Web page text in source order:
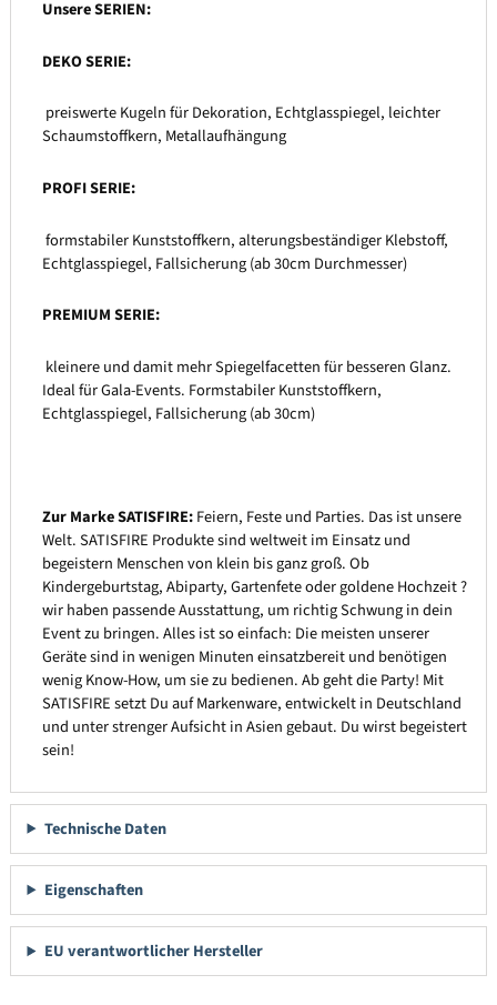
Unsere SERIEN:
DEKO SERIE:
preiswerte Kugeln für Dekoration, Echtglasspiegel, leichter
Schaumstoffkern, Metallaufhängung
PROFI SERIE:
formstabiler Kunststoffkern, alterungsbeständiger Klebstoff,
Echtglasspiegel, Fallsicherung (ab 30cm Durchmesser)
PREMIUM SERIE:
kleinere und damit mehr Spiegelfacetten für besseren Glanz.
Ideal für Gala-Events. Formstabiler Kunststoffkern,
Echtglasspiegel, Fallsicherung (ab 30cm)
Zur Marke SATISFIRE:Feiern, Feste und Parties. Das ist unsere
Welt. SATISFIRE Produkte sind weltweit im Einsatz und
begeistern Menschen von klein bis ganz groß. Ob
Kindergeburtstag, Abiparty, Gartenfete oder goldene Hochzeit ?
wir haben passende Ausstattung, um richtig Schwung in dein
Event zu bringen. Alles ist so einfach: Die meisten unserer
Geräte sind in wenigen Minuten einsatzbereit und benötigen
wenig Know-How, um sie zu bedienen. Ab geht die Party! Mit
SATISFIRE setzt Du auf Markenware, entwickelt in Deutschland
und unter strenger Aufsicht in Asien gebaut. Du wirst begeistert
sein!
Technische Daten
Eigenschaften
EU verantwortlicher Hersteller